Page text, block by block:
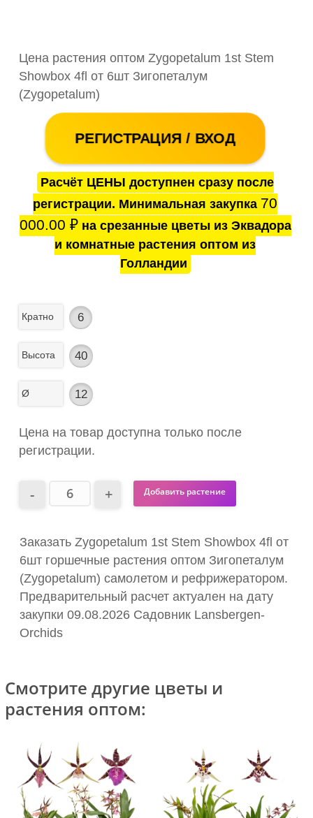
Цена растения оптом Zygopetalum 1st Stem
Showbox 4fl от 6шт Зигопеталум
(Zygopetalum)
РЕГИСТРАЦИЯ / ВХОД
Расчёт ЦЕНЫ доступнен сразу после
регистрации. Минимальная закупка 70
000.00 ₽на срезанные цветы из Эквадора
и комнатные растения оптом из
Голландии
Кратно 6
Высота 40
Ø 12
Цена на товар доступна только после
регистрации.
Добавить растение
Заказать Zygopetalum 1st Stem Showbox 4fl от
6шт горшечные растения оптом Зигопеталум
(Zygopetalum) самолетом и рефрижератором.
Предварительный расчет актуален на дату
закупки 09.08.2026 Садовник Lansbergen-
Orchids
Смотрите другие цветы и
растения оптом: